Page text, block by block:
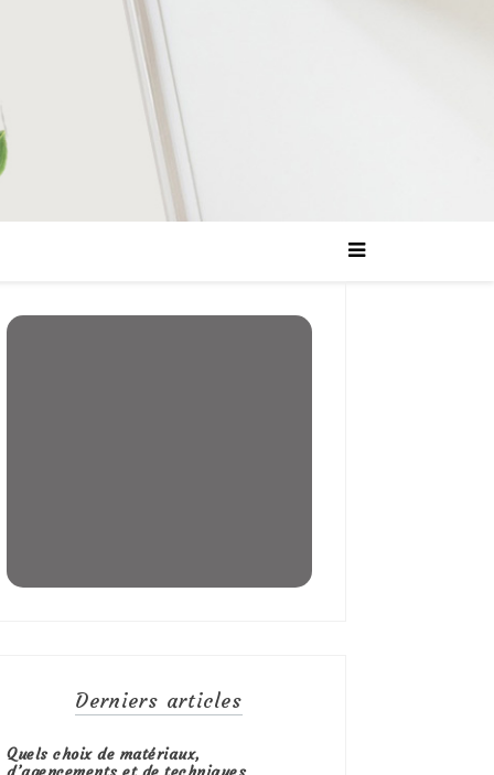
Derniers articles
Quels choix de matériaux,